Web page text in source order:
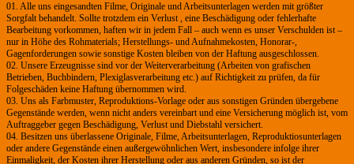
01. Alle uns eingesandten Filme, Originale und Arbeitsunterlagen werden mit größter
Sorgfalt behandelt. Sollte trotzdem ein Verlust , eine Beschädigung oder fehlerhafte
Bearbeitung vorkommen, haften wir in jedem Fall – auch wenn es unser Verschulden ist –
nur in Höhe des Rohmaterials; Herstellungs- und Aufnahmekosten, Honorar-,
Gagenforderungen sowie sonstige Kosten bleiben von der Haftung ausgeschlossen.
02. Unsere Erzeugnisse sind vor der Weiterverarbeitung (Arbeiten von grafischen
Betrieben, Buchbindern, Plexiglasverarbeitung etc.) auf Richtigkeit zu prüfen, da für
Folgeschäden keine Haftung übernommen wird.
03. Uns als Farbmuster, Reproduktions-Vorlage oder aus sonstigen Gründen übergebene
Gegenstände werden, wenn nicht anders vereinbart und eine Versicherung möglich ist, vom
Auftraggeber gegen Beschädigung, Verlust und Diebstahl versichert.
04. Besitzen uns überlassene Originale, Filme, Arbeitsunterlagen, Reproduktiosunterlagen
oder andere Gegenstände einen außergewöhnlichen Wert, insbesondere infolge ihrer
Einmaligkeit, der Kosten ihrer Herstellung oder aus anderen Gründen, so ist der